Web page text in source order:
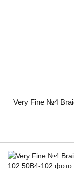
Very Fine №4